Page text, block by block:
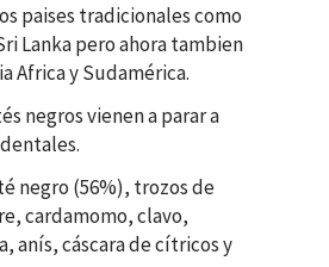
paises tradicionales como
Lanka pero ahora tambien
Africa y Sudamérica.
negros vienen a parar a
negro (56%), trozos de
cardamomo, clavo,
anís, cáscara de cítricos y